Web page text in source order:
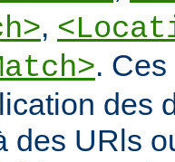
,
.
des
des URls